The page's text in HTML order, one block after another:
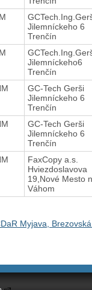
Jilemníckeho 6
Trenčín
Jilemníckeho6
Trenčín
GC-Tech Gerši
Jilemníckeho 6
Trenčín
GC-Tech Gerši
Jilemníckeho 6
Trenčín
FaxCopy a.s.
Hviezdoslavova
19,Nové Mesto
Váhom
Myjava,